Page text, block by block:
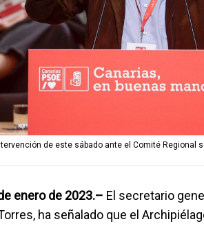
de este sábado ante el Comité Regional
enero de 2023.– El secretario
ha señalado que el